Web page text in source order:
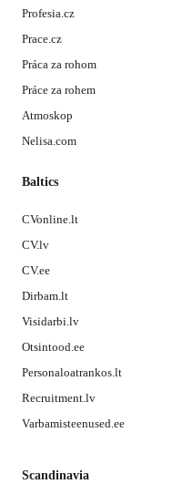
Profesia.cz
Prace.cz
Práca za rohom
Práce za rohem
Atmoskop
Nelisa.com
Baltics
CVonline.lt
CV.lv
CV.ee
Dirbam.lt
Visidarbi.lv
Otsintood.ee
Personaloatrankos.lt
Recruitment.lv
Varbamisteenused.ee
Scandinavia